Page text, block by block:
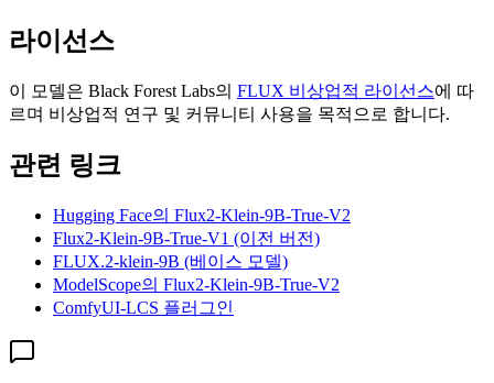
라이선스
이 모델은 Black Forest Labs의 FLUX 비상업적 라이선스에 따
르며 비상업적 연구 및 커뮤니티 사용을 목적으로 합니다.
관련 링크
Hugging Face의 Flux2-Klein-9B-True-V2
Flux2-Klein-9B-True-V1 (이전 버전)
FLUX.2-klein-9B (베이스 모델)
ModelScope의 Flux2-Klein-9B-True-V2
ComfyUI-LCS 플러그인